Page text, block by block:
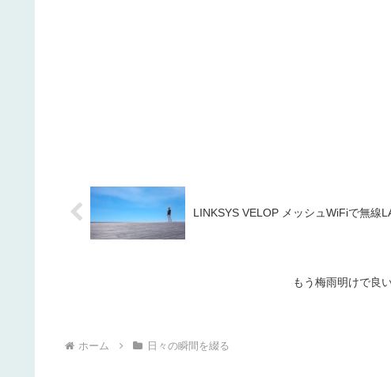
LINKSYS VELOP メッシュWiFiで無線
もう梅雨明けで良
ホーム 日々の瞬間を綴る